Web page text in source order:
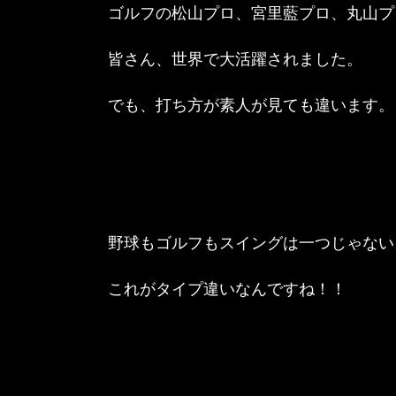
ゴルフの松山プロ、宮里藍プロ、丸山
皆さん、世界で大活躍されました。
でも、打ち方が素人が見ても違います。
野球もゴルフもスイングは一つじゃな
これがタイプ違いなんですね！！